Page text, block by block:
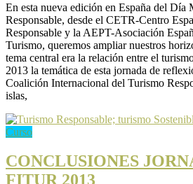
En esta nueva edición en España del Día
Responsable, desde el CETR-Centro
Responsable y la AEPT-Asociación
Turismo, queremos ampliar nuestros
tema central era la relación entre el
2013 la temática de esta jornada de
Coalición Internacional del Turismo
islas,
Curso
CONCLUSIONES
FITUR 2013